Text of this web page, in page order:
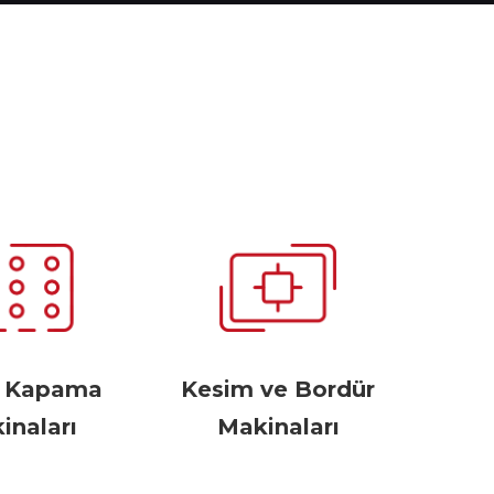
Kesim ve Bordür
Makinaları